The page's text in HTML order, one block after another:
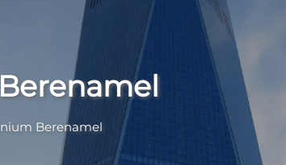
Berenamel